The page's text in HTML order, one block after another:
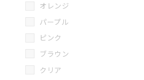
オレンジ
パープル
ピンク
ブラウン
クリア